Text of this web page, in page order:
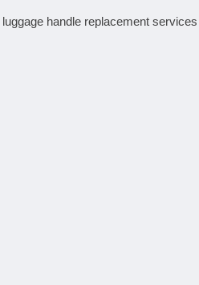
luggage handle replacement